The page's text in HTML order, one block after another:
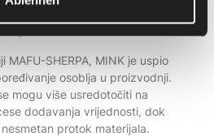
MAFU-SHERPA, MINK je uspio
osoblja u proizvodnji.
mogu više usredotočiti na
dodavanja vrijednosti, dok
protok materijala.